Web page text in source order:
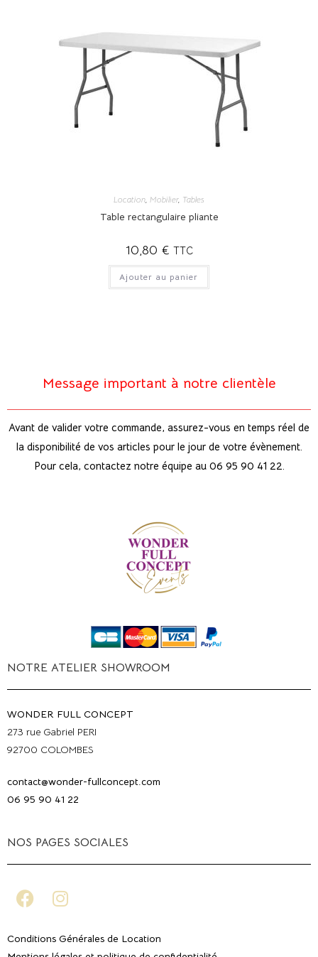
Location, Mobilier, Tables
Table rectangulaire pliante
10,80 € TTC
Ajouter au panier
Message important à notre clientèle
Avant de valider votre commande, assurez-vous en temps réel de
la disponibilité de vos articles pour le jour de votre évènement.
Pour cela, contactez notre équipe au 06 95 90 41 22.
NOTRE ATELIER SHOWROOM
WONDER FULL CONCEPT
273 rue Gabriel PERI
92700 COLOMBES
contact@wonder-fullconcept.com
06 95 90 41 22
NOS PAGES SOCIALES
Conditions Générales de Location